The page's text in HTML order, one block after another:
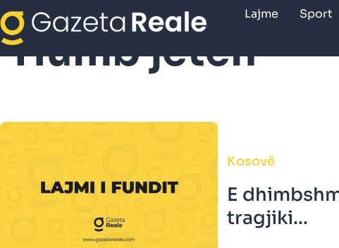
Lajme Sport
Humb jetën
Kosovë
E
tragjiki...